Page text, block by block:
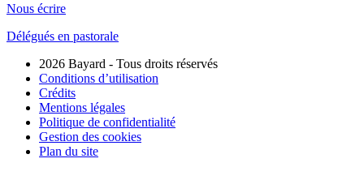
Nous écrire
Délégués en pastorale
2026 Bayard - Tous droits réservés
Conditions d’utilisation
Crédits
Mentions légales
Politique de confidentialité
Gestion des cookies
Plan du site